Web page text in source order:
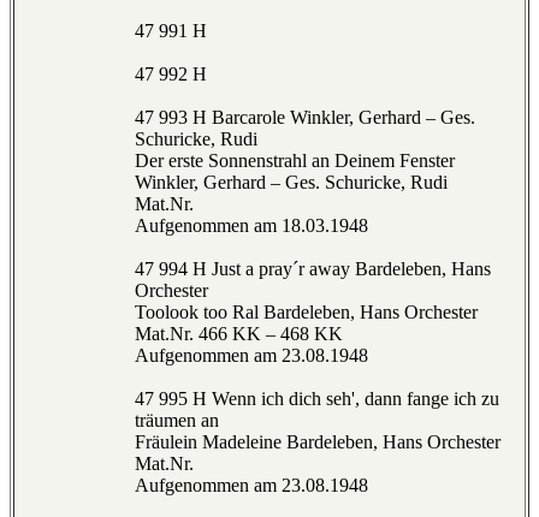
47 991 H
47 992 H
47 993 H Barcarole Winkler, Gerhard – Ges.
Schuricke, Rudi
Der erste Sonnenstrahl an Deinem Fenster
Winkler, Gerhard – Ges. Schuricke, Rudi
Mat.Nr.
Aufgenommen am 18.03.1948
47 994 H Just a pray´r away Bardeleben, Hans
Orchester
Toolook too Ral Bardeleben, Hans Orchester
Mat.Nr. 466 KK – 468 KK
Aufgenommen am 23.08.1948
47 995 H Wenn ich dich seh', dann fange ich zu
träumen an
Fräulein Madeleine Bardeleben, Hans Orchester
Mat.Nr.
Aufgenommen am 23.08.1948